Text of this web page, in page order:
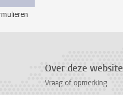
Over deze website
Vraag of opmerking